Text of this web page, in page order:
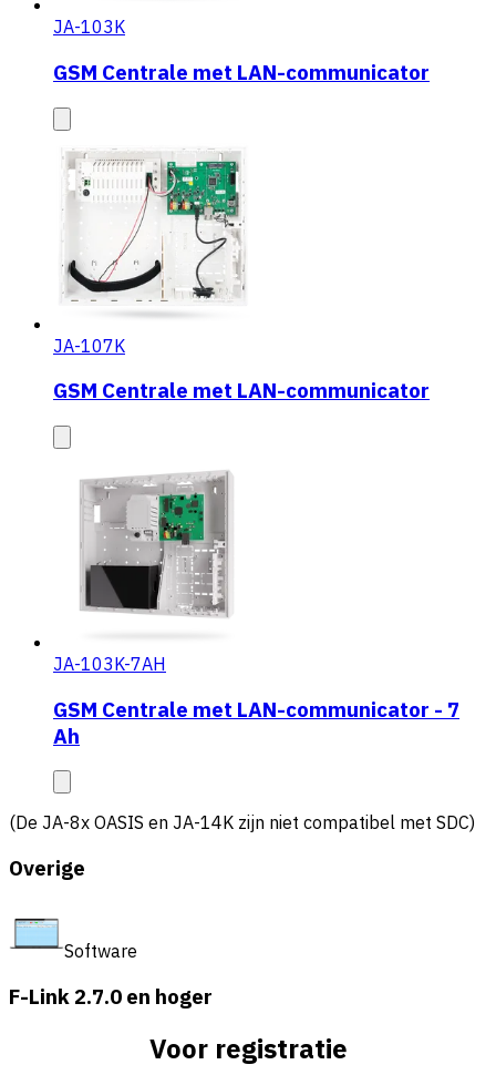
JA-103K
GSM Centrale met LAN-communicator
JA-107K
GSM Centrale met LAN-communicator
JA-103K-7AH
GSM Centrale met LAN-communicator - 7
Ah
(De JA-8x OASIS en JA-14K zijn niet compatibel met SDC)
Overige
Software
F-Link 2.7.0 en hoger
Voor registratie